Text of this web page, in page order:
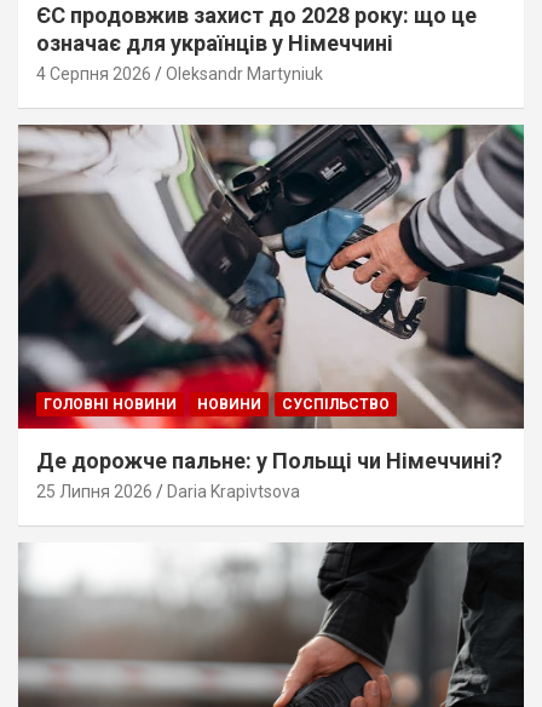
ЄС продовжив захист до 2028 року: що це
означає для українців у Німеччині
4 Серпня 2026 Oleksandr Martyniuk
ГОЛОВНІ НОВИНИ НОВИНИ СУСПІЛЬСТВО
Де дорожче пальне: у Польщі чи Німеччині?
25 Липня 2026 Daria Krapivtsova